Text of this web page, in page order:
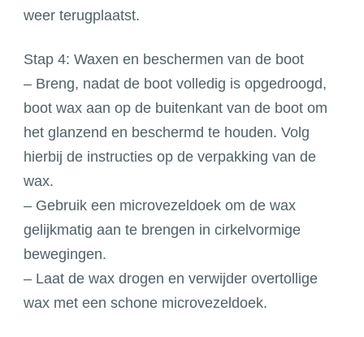
weer terugplaatst.
Stap 4: Waxen en beschermen van de boot
– Breng, nadat de boot volledig is opgedroogd,
boot wax aan op de buitenkant van de boot om
het glanzend en beschermd te houden. Volg
hierbij de instructies op de verpakking van de
wax.
– Gebruik een microvezeldoek om de wax
gelijkmatig aan te brengen in cirkelvormige
bewegingen.
– Laat de wax drogen en verwijder overtollige
wax met een schone microvezeldoek.